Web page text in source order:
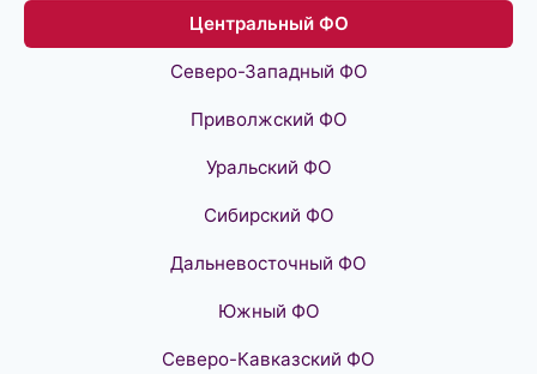
Центральный ФО
Северо-Западный ФО
Приволжский ФО
Уральский ФО
Сибирский ФО
Дальневосточный ФО
Южный ФО
Северо-Кавказский ФО